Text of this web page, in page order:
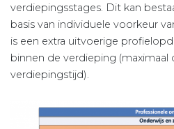
verdiepingsstages. Dit kan
basis van individuele voorkeur
is een extra uitvoerige
binnen de verdieping (maximaal
verdiepingstijd).